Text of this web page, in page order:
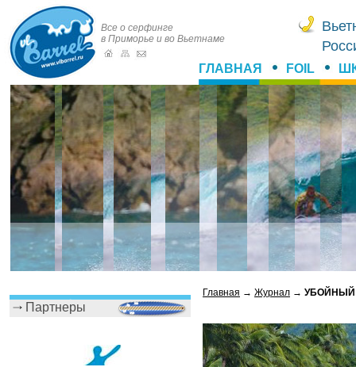
Все о серфинге
в Приморье и во Вьетнаме
ГЛАВНАЯ FOIL
Партнеры
Главная → Журнал → УБОЙНЫЙ